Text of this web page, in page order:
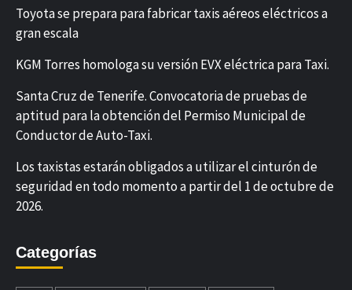
Toyota se prepara para fabricar taxis aéreos eléctricos a
gran escala
KGM Torres homologa su versión EVX eléctrica para Taxi.
Santa Cruz de Tenerife. Convocatoria de pruebas de
aptitud para la obtención del Permiso Municipal de
Conductor de Auto-Taxi.
Los taxistas estarán obligados a utilizar el cinturón de
seguridad en todo momento a partir del 1 de octubre de
2026.
Categorías